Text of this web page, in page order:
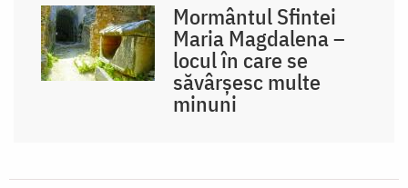
Mormântul Sfintei
Maria Magdalena –
locul în care se
săvârșesc multe
minuni